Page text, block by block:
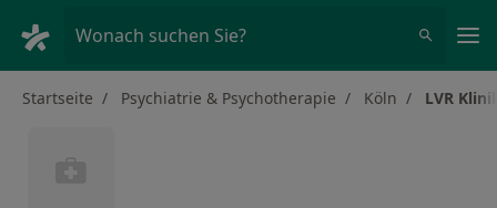
Wonach suchen Sie?
Startseite Psychiatrie & Psychotherapie Köln LVR